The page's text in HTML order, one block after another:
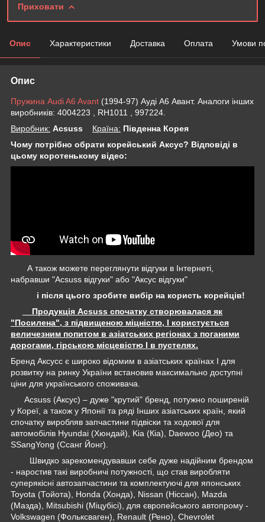
Приховати
Опис Характеристики Доставка Оплата Умови
Опис
Пружина Audi A6 Avant (1994-97) Ауді А6 Авант. Аналоги інших
виробників: 4004223 , RH1011 , 997224.
Виробник: Acsuss Крaїна: Південна Корея
Чому потрібно обрати корейський Аксус? Відповіді в
цьому коротенькому відео:
А також можете переглянути відгуки в Інтернеті,
набравши "Acsuss відгуки" або "Аксус відгуки"
і після цього зробите вибір на користь корейців!
Продукція Acsuss спочатку створювалася як
"Посилена", з підвищеною міцністю, І користується
величезним попитом в азіатських регіонах з поганими
дорогами, гірською місцевістю І в пустелях.
Бренд Аксусс є широко відомим в азіатських країнах І для
розвитку на ринку України встановив максимально доступні
ціни для українського споживача.
Acsuss (Аксус) – дуже "крутий" бренд, потужно поширеній
у Кореї, а також у Японії та ряді Інших азіатських країн, який
спочатку виробляв запчастини підвіски та ходової для
автомобілів Hyundai (Хюндай), Kia (Кіа), Daewoo (Део) та
SSangYong (Ссанг Йонг).
Швидко зарекомендувавши себе дуже надійним брендом
- наростив такі виробничі потужності, що став виробляти
суперякісні автозапчастини та комплектуючі для японських
Toyota (Тойота), Honda (Хонда), Nissan (Ніссан), Mazda
(Мазда), Mitsubishi (Міцубісі), для європейського автопрому -
Volkswagen (Фольксваген), Renault (Рено), Chevrolet